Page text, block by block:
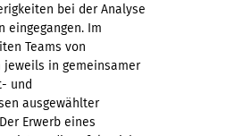
bei der Analyse
eingegangen. Im
Teams von
jeweils in gemeinsamer
und
ausgewählter
Erwerb eines